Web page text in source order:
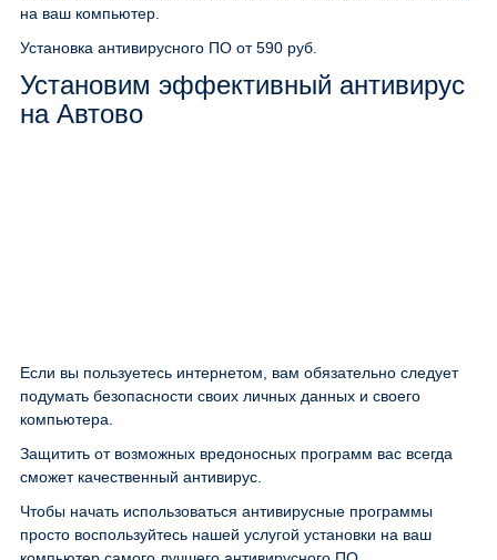
на ваш компьютер.
Установка антивирусного ПО от 590 руб.
Установим эффективный антивирус
на Автово
Если вы пользуетесь интернетом, вам обязательно следует
подумать безопасности своих личных данных и своего
компьютера.
Защитить от возможных вредоносных программ вас всегда
сможет качественный антивирус.
Чтобы начать использоваться антивирусные программы
просто воспользуйтесь нашей услугой установки на ваш